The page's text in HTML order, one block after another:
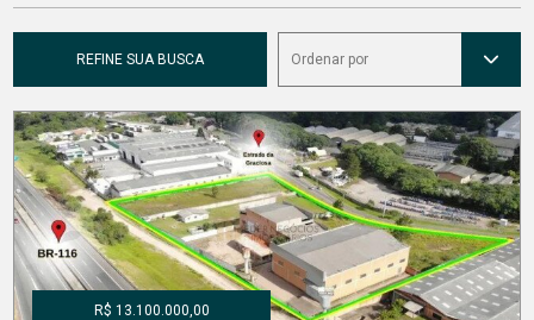
REFINE SUA BUSCA Ordenar por
R$ 13.100.000,00